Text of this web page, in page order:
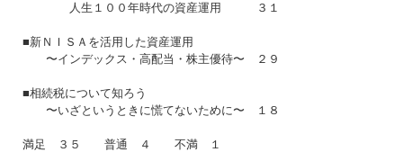
人生１００年時代の資産運用 ３１
■新ＮＩＳＡを活用した資産運用
〜インデックス・高配当・株主優待〜 ２９
■相続税について知ろう
〜いざというときに慌てないために〜 １８
満足 ３５ 普通 ４ 不満 １